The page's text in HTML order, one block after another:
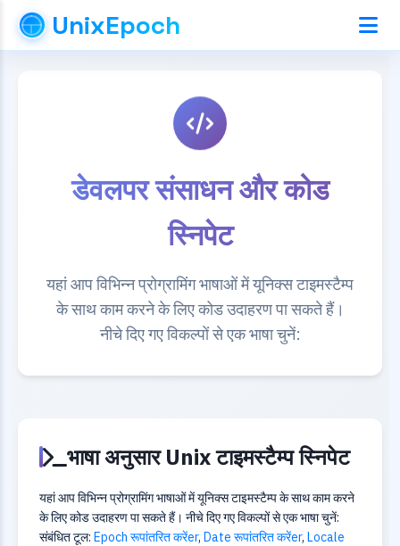
UnixEpoch
डेवलपर संसाधन और कोड
स्निपेट
यहां आप विभिन्न प्रोग्रामिंग भाषाओं में यूनिक्स टाइमस्टैम्प
के साथ काम करने के लिए कोड उदाहरण पा सकते हैं।
नीचे दिए गए विकल्पों से एक भाषा चुनें:
भाषा अनुसार Unix टाइमस्टैम्प स्निपेट
यहां आप विभिन्न प्रोग्रामिंग भाषाओं में यूनिक्स टाइमस्टैम्प के साथ काम करने
के लिए कोड उदाहरण पा सकते हैं। नीचे दिए गए विकल्पों से एक भाषा चुनें:
संबंधित टूल: Epoch रूपांतरित करेंer, Date रूपांतरित करेंer, Locale